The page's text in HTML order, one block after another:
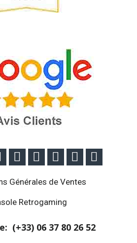
    
Générales de Ventes
Retrogaming
(+33) 06 37 80 26 52